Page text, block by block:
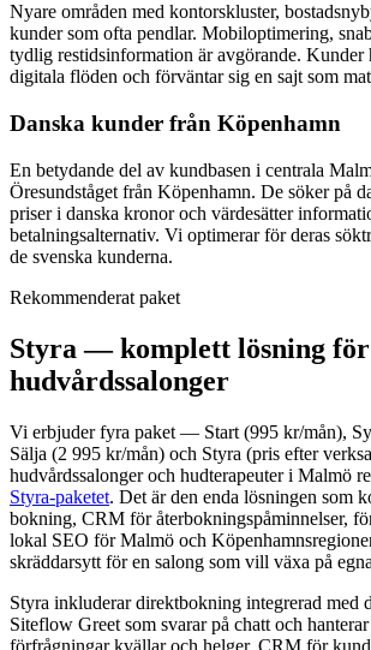
Nyare områden med kontorskluster,
kunder som ofta pendlar. Mobiloptimering,
tydlig restidsinformation är avgörande. Kunder
digitala flöden och förväntar sig en sajt som
Danska kunder från Köpenhamn
En betydande del av kundbasen i centrala
Öresundståget från Köpenhamn. De söker på
priser i danska kronor och värdesätter
betalningsalternativ. Vi optimerar för deras
de svenska kunderna.
Rekommenderat paket
Styra — komplett lösning
hudvårdssalonger
Vi erbjuder fyra paket — Start (995 kr/mån),
Sälja (2 995 kr/mån) och Styra (pris efter
hudvårdssalonger och hudterapeuter i Malmö
Styra-paketet. Det är den enda lösningen som
bokning, CRM för återbokningspåminnelser,
lokal SEO för Malmö och
skräddarsytt för en salong som vill växa på
Styra inkluderar direktbokning integrerad med
Siteflow Greet som svarar på chatt och
förfrågningar kvällar och helger, CRM för